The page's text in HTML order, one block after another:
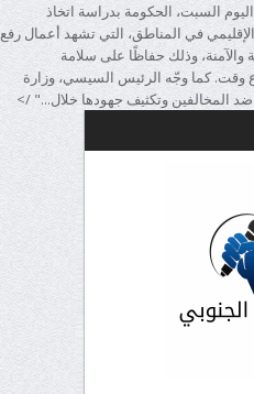
السبت، الحكومة بدراسة اتخاذ
الإقليمي في المناطق، التي تشهد أعمال رفع
والآمنة، وذلك حفاظًا على سلامة
وقت. كما وجّه الرئيس السيسي، وزارة
ضد المخالفين وتكثيف جهودها خلال..." />